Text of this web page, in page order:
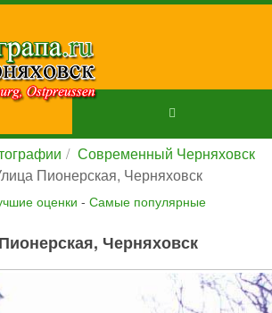
Современный Черняховск
Пионерская, Черняховск
оценки - Самые популярные
Черняховск